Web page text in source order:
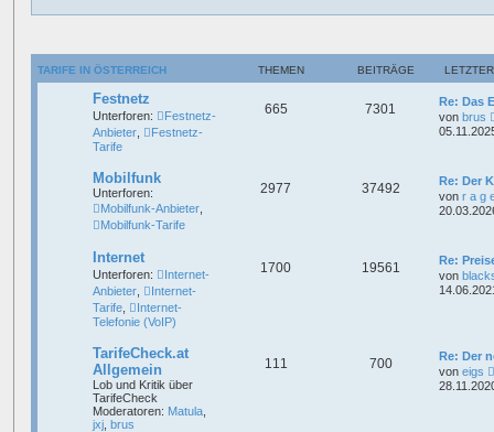
TARIFE IN ÖSTERREICH THEMEN BEITRÄGE
Festnetz
Unterforen:
Festnetz-
Anbieter
Festnetz-
Tarife
665 7301
Re: Das
von brus
Mobilfunk
Unterforen:
Mobilfunk-Anbieter
Mobilfunk-Tarife
2977 37492
Re: Der
von r a g
Internet
Unterforen:
Internet-
Anbieter
Internet-
Tarife
Internet-
Telefonie (VoIP)
1700 19561
Re:
von
TarifeCheck.at
Allgemein
Lob und Kritik über
TarifeCheck
Moderatoren: Matula
jxj brus
111 700
Re: Der
von eigs